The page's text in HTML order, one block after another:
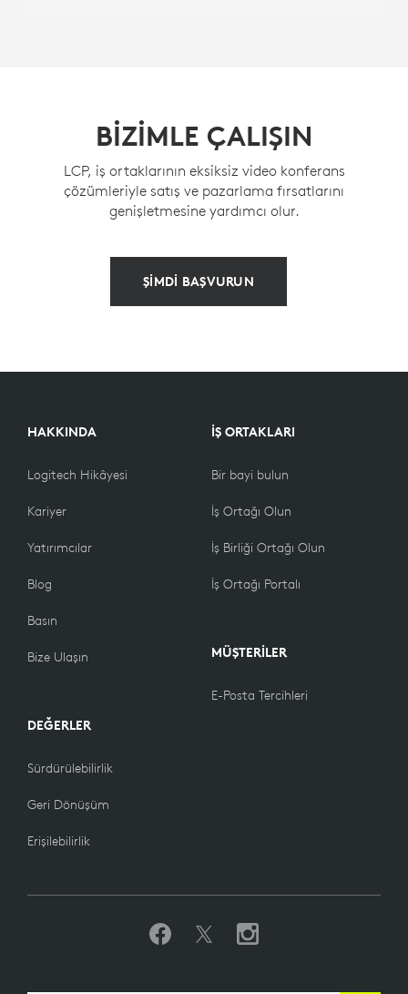
BIZIMLE ÇALIŞIN
LCP, iş ortaklarının eksiksiz video konferans
çözümleriyle satış ve pazarlama fırsatlarını
genişletmesine yardımcı olur.
ŞİMDİ BAŞVURUN
HAKKINDA
Logitech Hikâyesi
Kariyer
Yatırımcılar
Blog
Basın
Bize Ulaşın
DEĞERLER
Sürdürülebilirlik
Geri Dönüşüm
Erişilebilirlik
İŞ ORTAKLARI
Bir bayi bulun
İş Ortağı Olun
İş Birliği Ortağı Olun
İş Ortağı Portalı
MÜŞTERİLER
E-Posta Tercihleri